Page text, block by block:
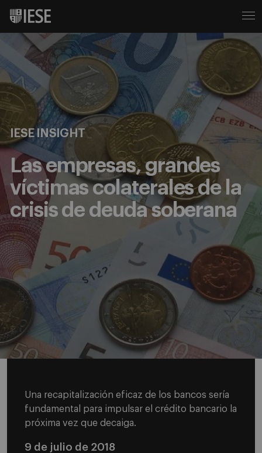
IESE INSIGHT
Las empresas, grandes
víctimas colaterales de la
crisis de deuda soberana
Una recapitalización eficaz de los bancos sería
fundamental para impulsar el crédito bancario la
próxima vez que decaiga.
9 de julio de 2018